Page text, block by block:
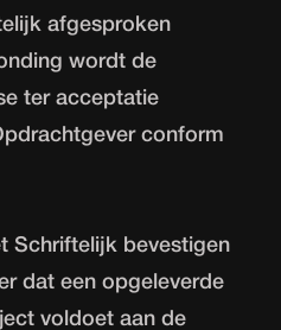
afgesproken
wordt de
ter acceptatie
conform
Schriftelijk bevestigen
dat een opgeleverde
voldoet aan de